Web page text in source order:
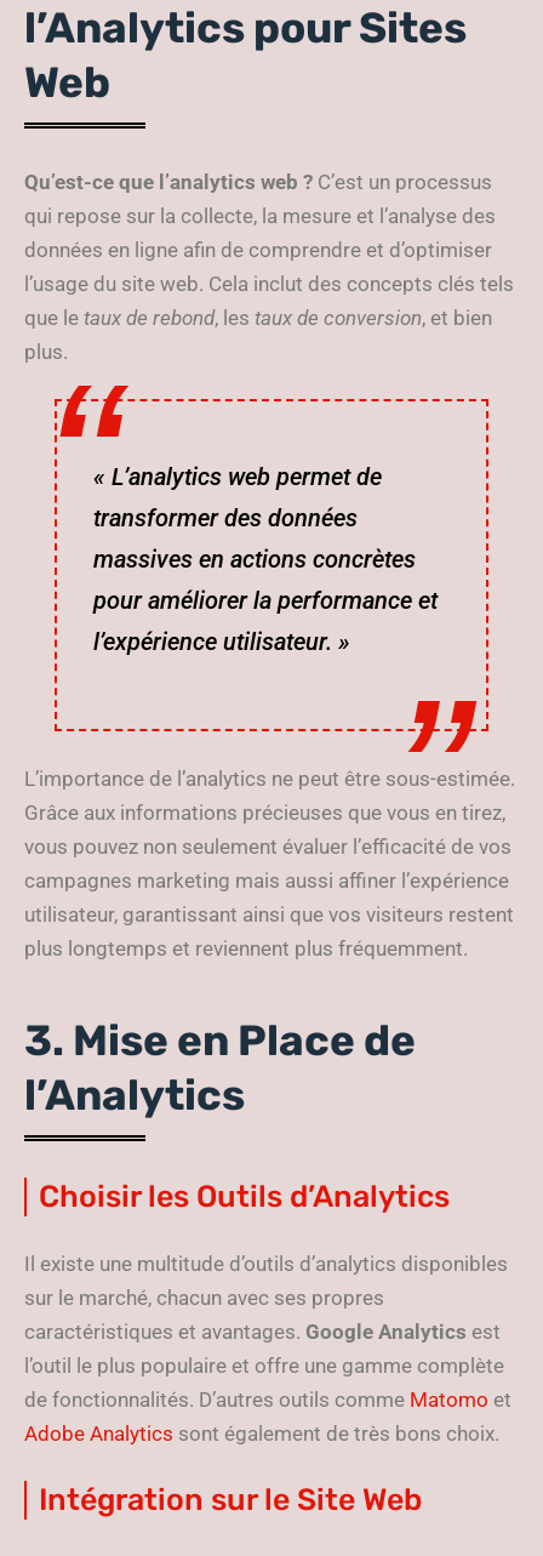
l’Analytics pour Sites
Web
Qu’est-ce que l’analytics web ? C’est un processus
qui repose sur la collecte, la mesure et l’analyse des
données en ligne afin de comprendre et d’optimiser
l’usage du site web. Cela inclut des concepts clés tels
que le taux de rebond, les taux de conversion, et bien
plus.
« L’analytics web permet de
transformer des données
massives en actions concrètes
pour améliorer la performance et
l’expérience utilisateur. »
L’importance de l’analytics ne peut être sous-estimée.
Grâce aux informations précieuses que vous en tirez,
vous pouvez non seulement évaluer l’efficacité de vos
campagnes marketing mais aussi affiner l’expérience
utilisateur, garantissant ainsi que vos visiteurs restent
plus longtemps et reviennent plus fréquemment.
3. Mise en Place de
l’Analytics
Choisir les Outils d’Analytics
Il existe une multitude d’outils d’analytics disponibles
sur le marché, chacun avec ses propres
caractéristiques et avantages. Google Analytics est
l’outil le plus populaire et offre une gamme complète
de fonctionnalités. D’autres outils comme Matomo et
Adobe Analytics sont également de très bons choix.
Intégration sur le Site Web